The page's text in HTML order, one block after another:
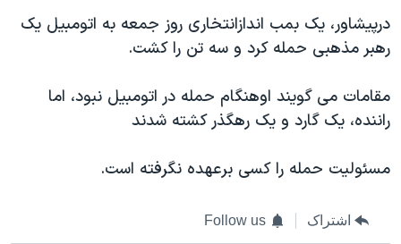
درپیشاور، یک بمب اندازانتخاری روز جمعه به اتومبیل یک
رهبر مذهبی حمله کرد و سه تن را کشت.
مقامات می گویند اوهنگام حمله در اتومبیل نبود، اما
راننده، یک گارد و یک رهگذر کشته شدند
مسئولیت حمله را کسی برعهده نگرفته است.
اشتراک Follow us